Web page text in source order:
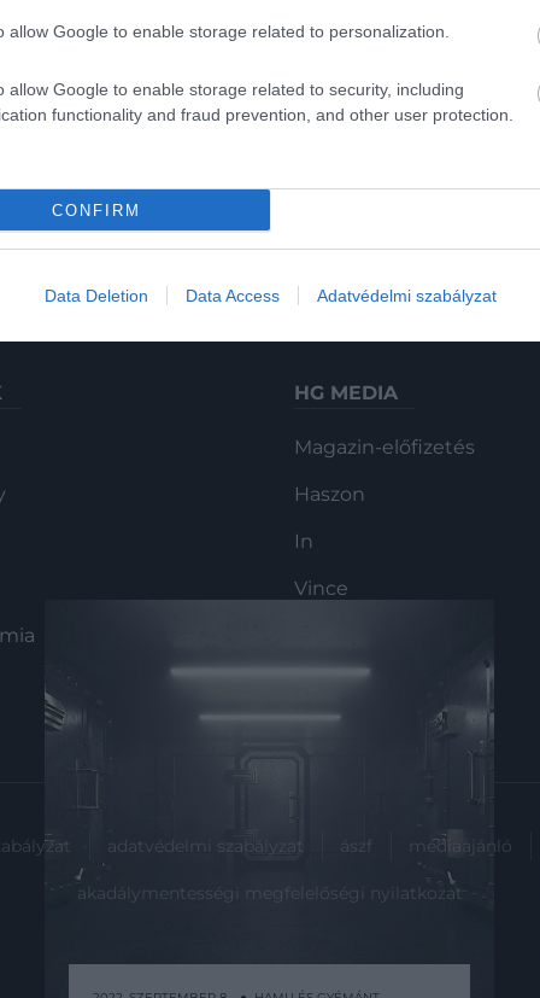
allow Google to enable storage related to personalization.
allow Google to enable storage related to security, including
functionality and fraud prevention, and other user protection.
CONFIRM
Data Deletion Data Access Adatvédelmi szabályzat
világháború idején kulcsfontosságú
Bemutatjuk a budapesti
Sziklaközpont történetét.
HAMU ÉS GYÉMÁNT
HG MEDIA
Magazin-előfizetés
Haszon
In
Vince
adatvédelmi szabályzat ászf médiaajánló
akadálymentességi megfelelőségi nyilatkozat